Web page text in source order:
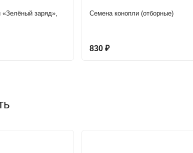
заряд»,
Семена конопли (отборные)
830 ₽